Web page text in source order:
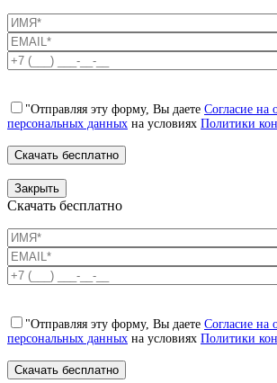
"Отправляя эту форму, Вы даете Согласие на
персональных данных на условиях Политики
Закрыть
Скачать бесплатно
"Отправляя эту форму, Вы даете Согласие на
персональных данных на условиях Политики